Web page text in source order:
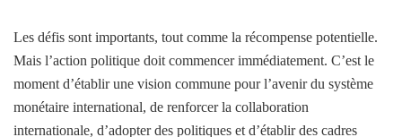
Les défis sont importants, tout comme la récompense potentielle.
Mais l’action politique doit commencer immédiatement. C’est le
moment d’établir une vision commune pour l’avenir du système
monétaire international, de renforcer la collaboration
internationale, d’adopter des politiques et d’établir des cadres